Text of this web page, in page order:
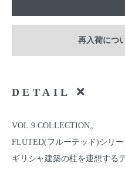
再入荷につ
DETAIL
VOL.9 COLLECTION。
FLUTED(フルーテッド)シリ
ギリシャ建築の柱を連想する